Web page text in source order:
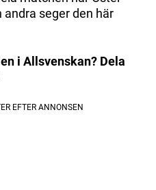
andra seger den här
i Allsvenskan? Dela